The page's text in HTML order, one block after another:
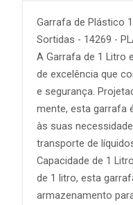
Garrafa de Plástico
Sortidas - 14269 -
A Garrafa de 1 Litro
de excelência que
e segurança.
mente, esta garrafa
às suas
transporte de
Capacidade de 1
de 1 litro, esta
armazenamento